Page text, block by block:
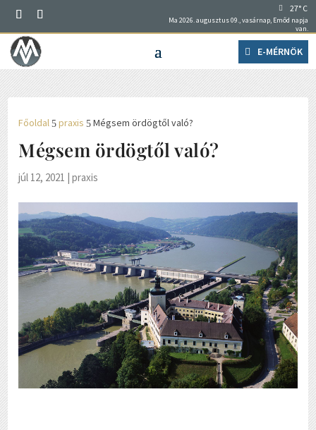
27° C
Ma 2026. augusztus 09., vasárnap, Emőd napja
van.
E-MÉRNÖK
Főoldal 5 praxis 5 Mégsem ördögtől való?
Mégsem ördögtől való?
júl 12, 2021 |praxis